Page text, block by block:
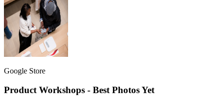
Google Store
Product Workshops - Best Photos Yet